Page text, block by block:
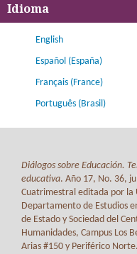
Idioma
English
Español (España)
Français (France)
Português (Brasil)
Diálogos sobre Educación.
educativa. Año 17, No. 36,
Cuatrimestral editada por la
Departamento de Estudios
de Estado y Sociedad del
Humanidades, Campus Los
Arias #150 y Periférico